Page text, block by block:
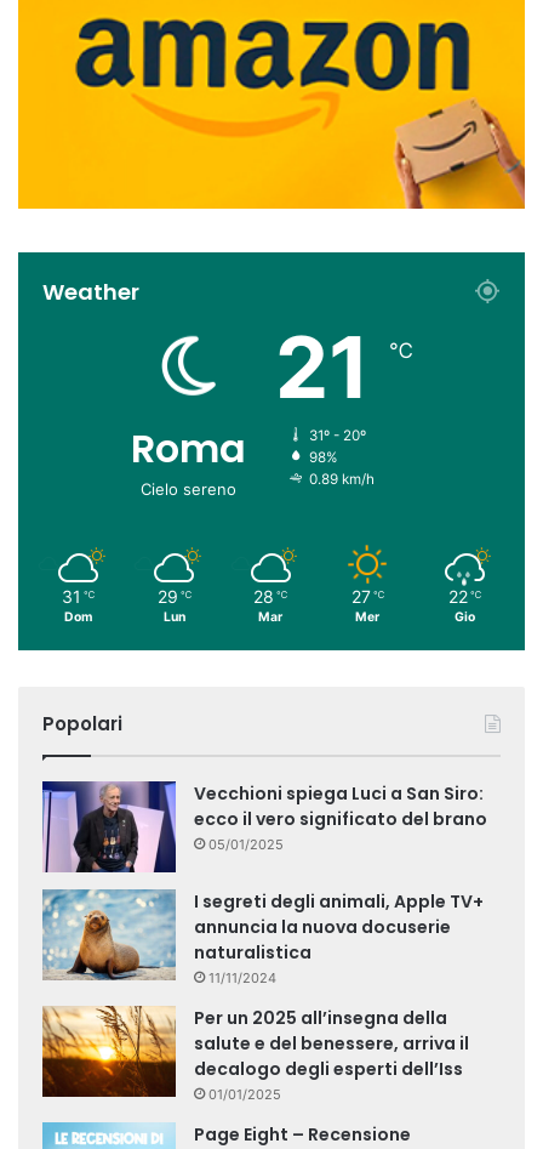
Weather
Roma
Cielo sereno
21 ℃
31º - 20º
98%
0.89 km/h
31 ℃
Dom
29 ℃
Lun
28 ℃
Mar
27 ℃
Mer
22 ℃
Gio
Popolari
Vecchioni spiega Luci a San Siro:
ecco il vero significato del brano
05/01/2025
I segreti degli animali, Apple TV+
annuncia la nuova docuserie
naturalistica
11/11/2024
Per un 2025 all’insegna della
salute e del benessere, arriva il
decalogo degli esperti dell’Iss
01/01/2025
Page Eight – Recensione